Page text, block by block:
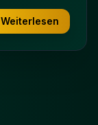
Weiterlesen